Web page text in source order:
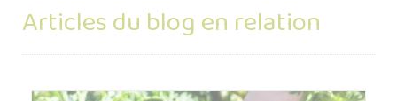
Articles du blog en relation